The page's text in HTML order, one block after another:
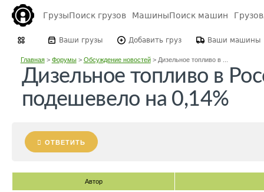
ГрузыПоиск грузов МашиныПоиск машин
Ваши грузы Добавить груз Ваши машины
Главная> Форумы> Обсуждение новостей> Дизельное топливо в ...
Дизельное топливо в
подешевело на 0,14%
ОТВЕТИТЬ
Автор